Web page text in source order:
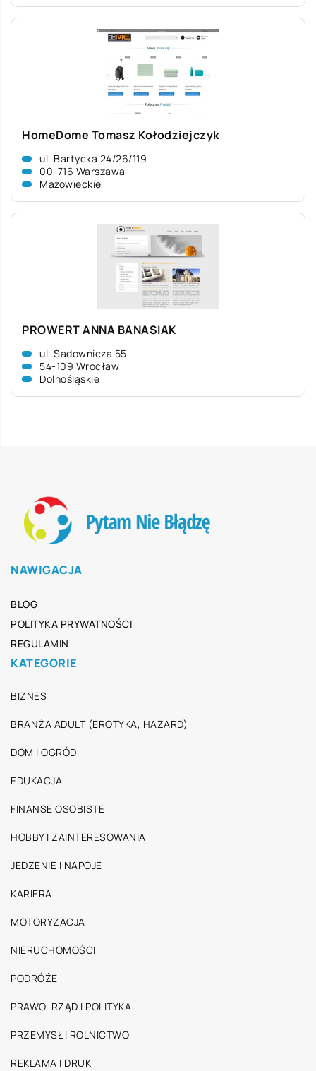
HomeDome Tomasz Kołodziejczyk
ul. Bartycka 24/26/119
00-716 Warszawa
Mazowieckie
PROWERT ANNA BANASIAK
ul. Sadownicza 55
54-109 Wrocław
Dolnośląskie
NAWIGACJA
BLOG
POLITYKA PRYWATNOŚCI
REGULAMIN
KATEGORIE
BIZNES
BRANŻA ADULT (EROTYKA, HAZARD)
DOM I OGRÓD
EDUKACJA
FINANSE OSOBISTE
HOBBY I ZAINTERESOWANIA
JEDZENIE I NAPOJE
KARIERA
MOTORYZACJA
NIERUCHOMOŚCI
PODRÓŻE
PRAWO, RZĄD I POLITYKA
PRZEMYSŁ I ROLNICTWO
REKLAMA I DRUK